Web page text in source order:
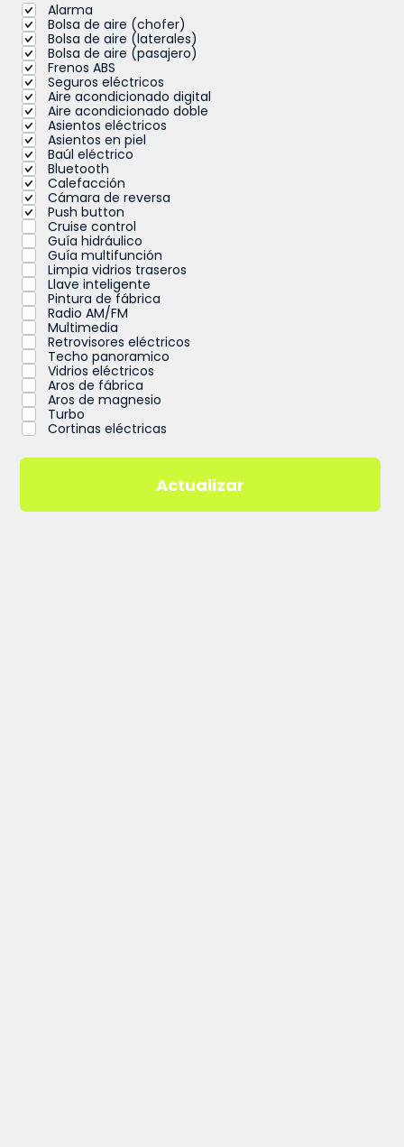
Alarma
Bolsa de aire (chofer)
Bolsa de aire (laterales)
Bolsa de aire (pasajero)
Frenos ABS
Seguros eléctricos
Aire acondicionado digital
Aire acondicionado doble
Asientos eléctricos
Asientos en piel
Baúl eléctrico
Bluetooth
Calefacción
Cámara de reversa
Push button
Cruise control
Guía hidráulico
Guía multifunción
Limpia vidrios traseros
Llave inteligente
Pintura de fábrica
Radio AM/FM
Multimedia
Retrovisores eléctricos
Techo panoramico
Vidrios eléctricos
Aros de fábrica
Aros de magnesio
Turbo
Cortinas eléctricas
Actualizar